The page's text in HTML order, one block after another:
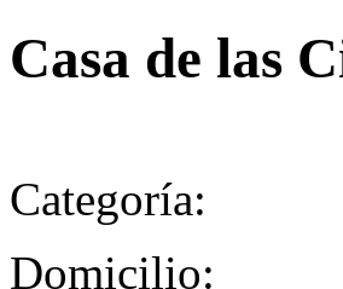
Casa de las
Categoría:
Domicilio: